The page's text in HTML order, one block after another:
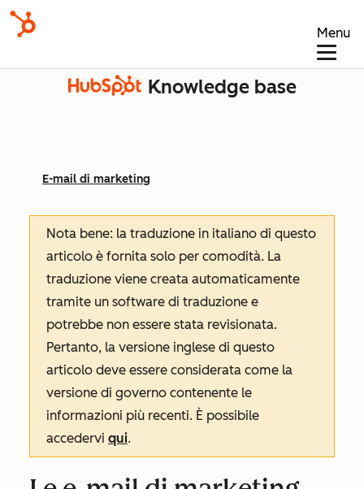
Menu
Knowledge base
E-mail di marketing
Nota bene: la traduzione in italiano di questo
articolo è fornita solo per comodità. La
traduzione viene creata automaticamente
tramite un software di traduzione e
potrebbe non essere stata revisionata.
Pertanto, la versione inglese di questo
articolo deve essere considerata come la
versione di governo contenente le
informazioni più recenti. È possibile
accedervi qui.